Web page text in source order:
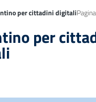
per cittadini digitali
per